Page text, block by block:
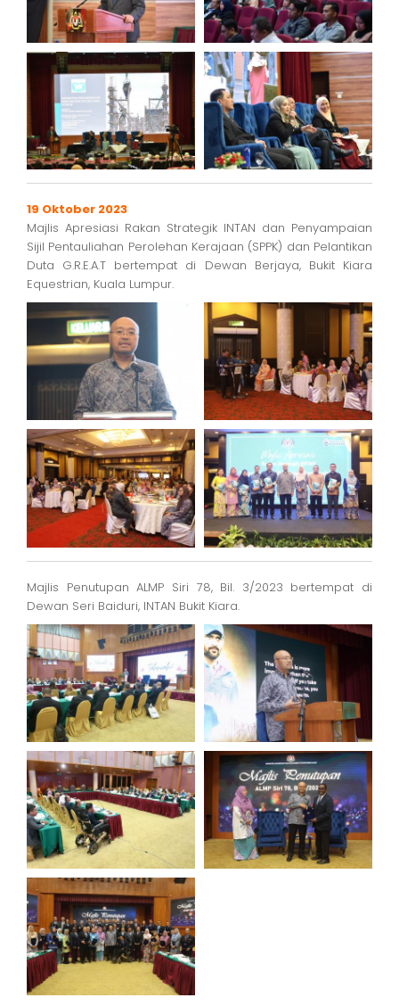
19 Oktober 2023
Majlis Apresiasi Rakan Strategik INTAN dan Penyampaian
Sijil Pentauliahan Perolehan Kerajaan (SPPK) dan Pelantikan
Duta G.R.E.A.T bertempat di Dewan Berjaya, Bukit Kiara
Equestrian, Kuala Lumpur.
Majlis Penutupan ALMP Siri 78, Bil. 3/2023 bertempat di
Dewan Seri Baiduri, INTAN Bukit Kiara.